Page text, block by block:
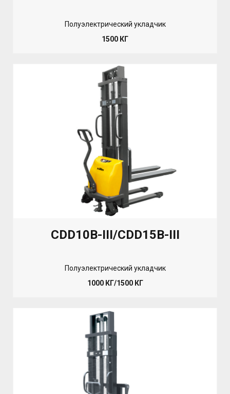
Полуэлектрический укладчик
1500 КГ
CDD10B-III/CDD15B-III
Полуэлектрический укладчик
1000 КГ/1500 КГ